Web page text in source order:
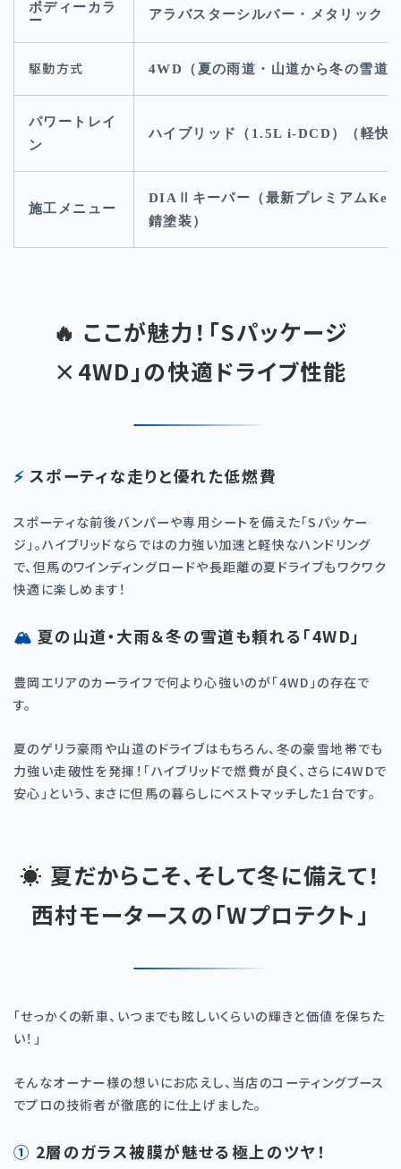
ボディーカラ
ー
アラバスターシルバー・メタリック
駆動方式 4WD（夏の雨道・山道から冬の雪道
パワートレイ
ン
ハイブリッド（1.5L i-DCD）（軽快
施工メニュー
DIAⅡキーパー（最新プレミアム
錆塗装）
🔥 ここが魅力！「Sパッケージ
×4WD」の快適ドライブ性能
⚡ スポーティな走りと優れた低燃費
スポーティな前後バンパーや専用シートを備えた「Sパッケー
ジ」。ハイブリッドならではの力強い加速と軽快なハンドリング
で、但馬のワインディングロードや長距離の夏ドライブもワクワク
快適に楽しめます！
🏔️ 夏の山道・大雨＆冬の雪道も頼れる「4WD」
豊岡エリアのカーライフで何より心強いのが「4WD」の存在で
す。
夏のゲリラ豪雨や山道のドライブはもちろん、冬の豪雪地帯でも
力強い走破性を発揮！「ハイブリッドで燃費が良く、さらに4WDで
安心」という、まさに但馬の暮らしにベストマッチした1台です。
☀️ 夏だからこそ、そして冬に備えて！
西村モータースの「Wプロテクト」
「せっかくの新車、いつまでも眩しいくらいの輝きと価値を保ちた
い！」
そんなオーナー様の想いにお応えし、当店のコーティングブース
でプロの技術者が徹底的に仕上げました。
① 2層のガラス被膜が魅せる極上のツヤ！